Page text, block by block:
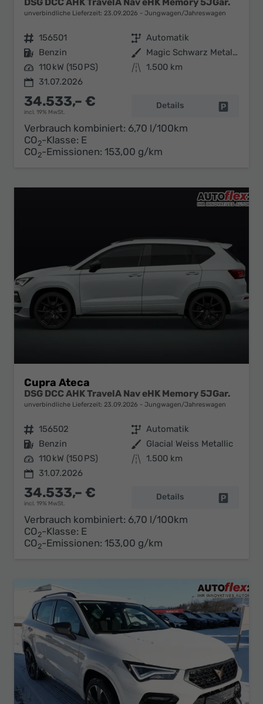
unverbindliche Lieferzeit: 23.09.2026 Jungwagen/Jahreswagen
Fahrzeugnr. 156501 Getriebe Automatik
Kraftstoff Benzin Außenfarbe
Magic Schwarz Metallic
Leistung 110 kW (150 PS) Kilometerstand 1.500 km
31.07.2026
34.533,– €
incl. 19% MwSt.
Details
Verbrauch kombiniert: 6,70 l/100km
CO2-Klasse: E
CO2-Emissionen: 153,00 g/km
Cupra Ateca
DSG DCC AHK TravelA Nav eHK Memory 5JGar.
unverbindliche Lieferzeit: 23.09.2026 Jungwagen/Jahreswagen
Fahrzeugnr. 156502 Getriebe Automatik
Kraftstoff Benzin Außenfarbe Glacial Weiss Metallic
Leistung 110 kW (150 PS) Kilometerstand 1.500 km
31.07.2026
34.533,– €
incl. 19% MwSt.
Details
Verbrauch kombiniert: 6,70 l/100km
CO2-Klasse: E
CO2-Emissionen: 153,00 g/km